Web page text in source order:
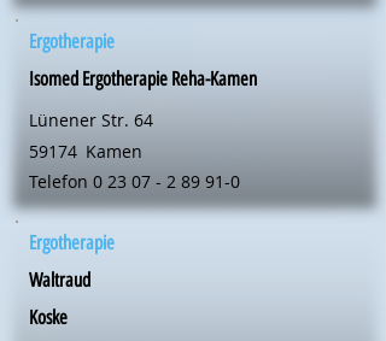
Ergotherapie
Isomed Ergotherapie Reha-Kamen
Lünener Str. 64
59174 Kamen
Telefon 0 23 07 - 2 89 91-0
Ergotherapie
Waltraud
Koske